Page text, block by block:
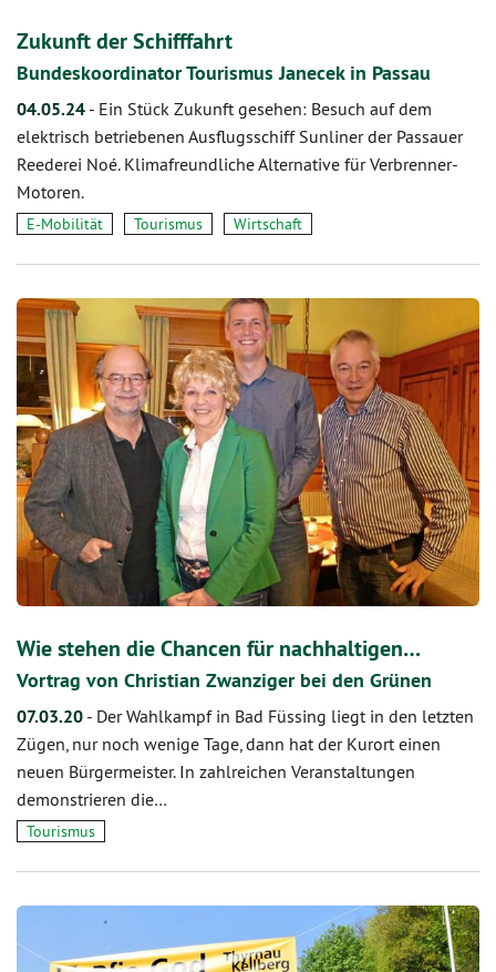
Zukunft der Schifffahrt
Bundeskoordinator Tourismus Janecek in Passau
04.05.24 - Ein Stück Zukunft gesehen: Besuch auf dem
elektrisch betriebenen Ausflugsschiff Sunliner der Passauer
Reederei Noé. Klimafreundliche Alternative für Verbrenner-
Motoren.
E-Mobilität Tourismus Wirtschaft
Wie stehen die Chancen für nachhaltigen…
Vortrag von Christian Zwanziger bei den Grünen
07.03.20 - Der Wahlkampf in Bad Füssing liegt in den letzten
Zügen, nur noch wenige Tage, dann hat der Kurort einen
neuen Bürgermeister. In zahlreichen Veranstaltungen
demonstrieren die…
Tourismus